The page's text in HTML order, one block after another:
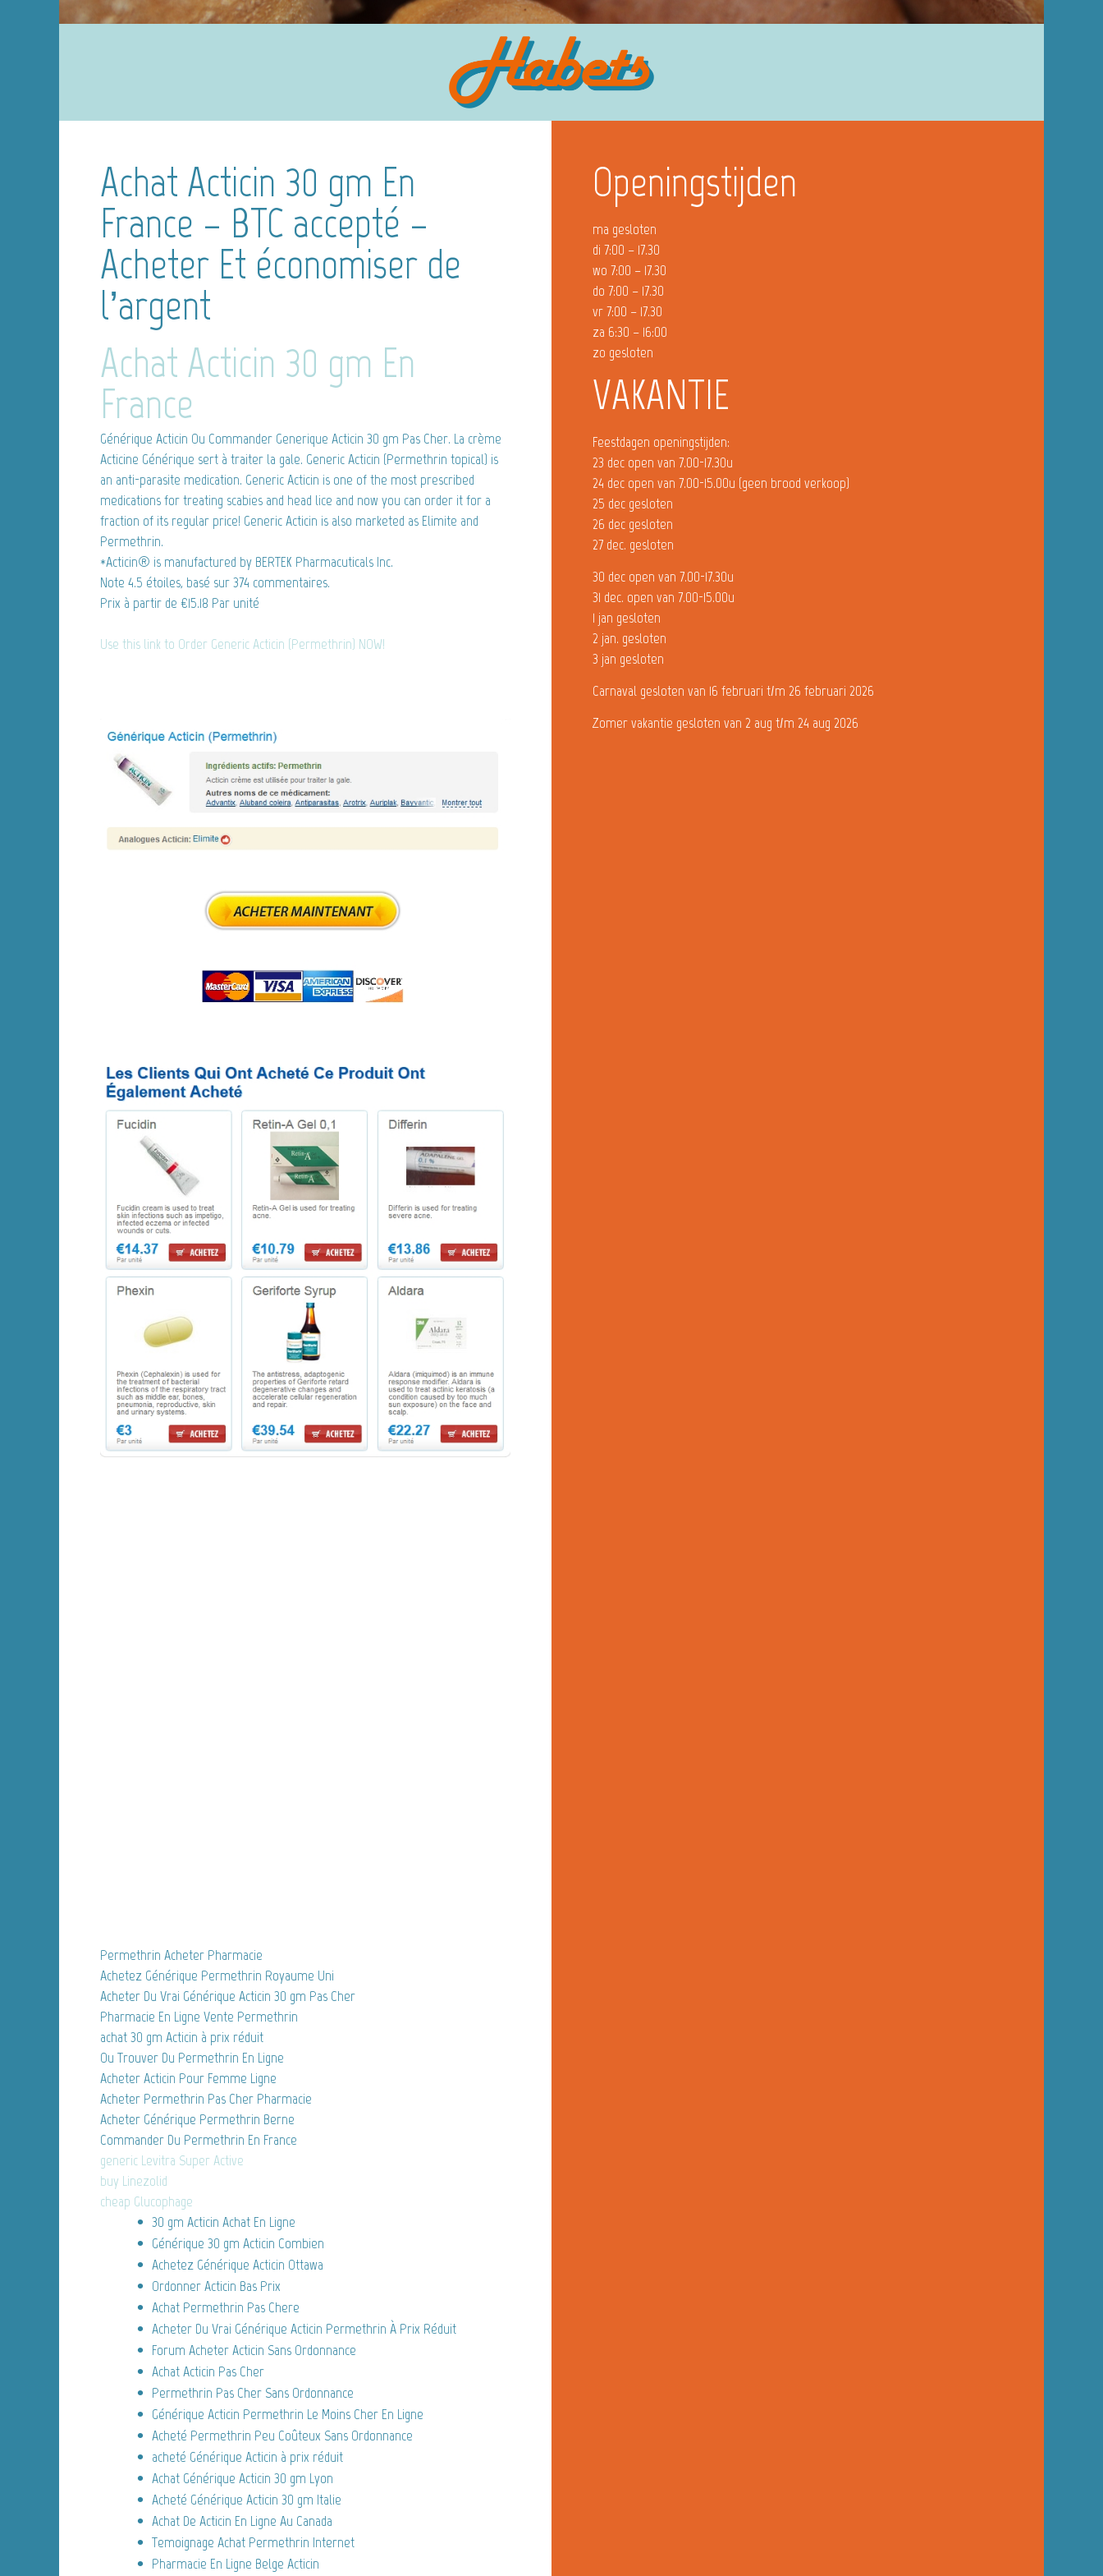
Achat Acticin 30 gm En
France – BTC accepté –
Acheter Et économiser de
l’argent
Achat Acticin 30 gm En
France
Générique Acticin Ou Commander Generique Acticin 30 gm Pas Cher. La crème
Acticine Générique sert à traiter la gale. Generic Acticin (Permethrin topical) is
an anti-parasite medication. Generic Acticin is one of the most prescribed
medications for treating scabies and head lice and now you can order it for a
fraction of its regular price! Generic Acticin is also marketed as Elimite and
Permethrin.
*Acticin® is manufactured by BERTEK Pharmacuticals Inc.
Note 4.5 étoiles, basé sur374 commentaires.
Prix à partir de €15.18 Par unité
Use this link to Order Generic Acticin (Permethrin) NOW!
Permethrin Acheter Pharmacie
Achetez Générique Permethrin Royaume Uni
Acheter Du Vrai Générique Acticin 30 gm Pas Cher
Pharmacie En Ligne Vente Permethrin
achat 30 gm Acticin à prix réduit
Ou Trouver Du Permethrin En Ligne
Acheter Acticin Pour Femme Ligne
Acheter Permethrin Pas Cher Pharmacie
Acheter Générique Permethrin Berne
Commander Du Permethrin En France
generic Levitra Super Active
buy Linezolid
cheap Glucophage
30 gm Acticin Achat En Ligne
Générique 30 gm Acticin Combien
Achetez Générique Acticin Ottawa
Ordonner Acticin Bas Prix
Achat Permethrin Pas Chere
Acheter Du Vrai Générique Acticin Permethrin À Prix Réduit
Forum Acheter Acticin Sans Ordonnance
Achat Acticin Pas Cher
Permethrin Pas Cher Sans Ordonnance
Générique Acticin Permethrin Le Moins Cher En Ligne
Acheté Permethrin Peu Coûteux Sans Ordonnance
acheté Générique Acticin à prix réduit
Achat Générique Acticin 30 gm Lyon
Acheté Générique Acticin 30 gm Italie
Achat De Acticin En Ligne Au Canada
Temoignage Achat Permethrin Internet
Pharmacie En Ligne Belge Acticin
Openingstijden
ma gesloten
di 7:00 – 17.30
wo 7:00 – 17.30
do 7:00 – 17.30
vr 7:00 – 17.30
za 6:30 – 16:00
zo gesloten
VAKANTIE
Feestdagen openingstijden:
23 dec open van 7.00-17.30u
24 dec open van 7.00-15.00u (geen brood verkoop)
25 dec gesloten
26 dec gesloten
27 dec. gesloten
30 dec open van 7.00-17.30u
31 dec. open van 7.00-15.00u
1 jan gesloten
2 jan. gesloten
3 jan gesloten
Carnaval gesloten van 16 februari t/m 26 februari 2026
Zomer vakantie gesloten van 2 aug t/m 24 aug 2026